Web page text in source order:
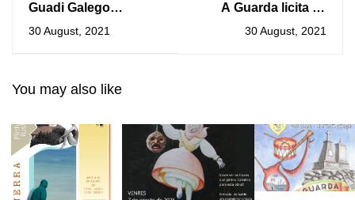
Guadi Galego
sorprendeu ao
30 August, 2021
A Guarda licita as
obras de Instalación
30 August, 2021
You may also like